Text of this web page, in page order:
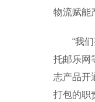
物流赋能
“我们整
托邮乐网
志产品开
打包的职